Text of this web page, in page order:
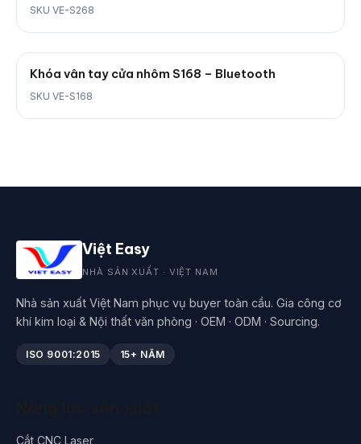
SKU VE-S268
Khóa vân tay cửa nhôm S168 – Bluetooth
SKU VE-S168
Việt Easy
NHÀ SẢN XUẤT · VIỆT NAM
Nhà sản xuất Việt Nam phục vụ buyer toàn cầu. Gia công cơ
khí kim loại & Nội thất văn phòng · OEM · ODM · Sourcing.
ISO 9001:2015 15+ NĂM
Cắt CNC Laser